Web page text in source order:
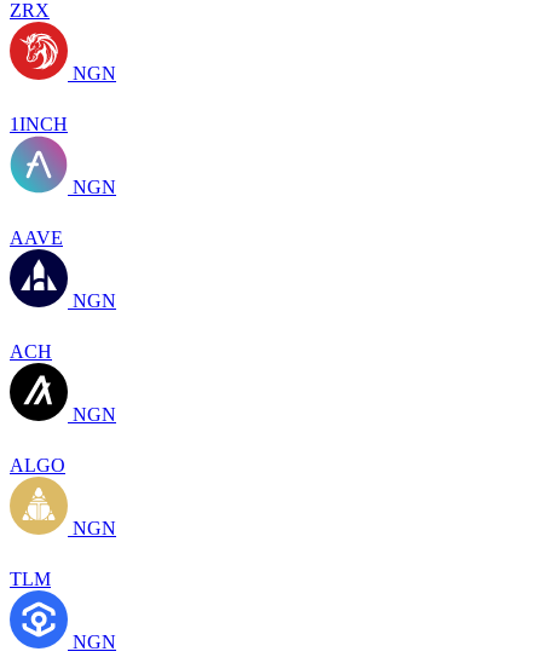
ZRX
NGN
1INCH
NGN
AAVE
NGN
ACH
NGN
ALGO
NGN
TLM
NGN